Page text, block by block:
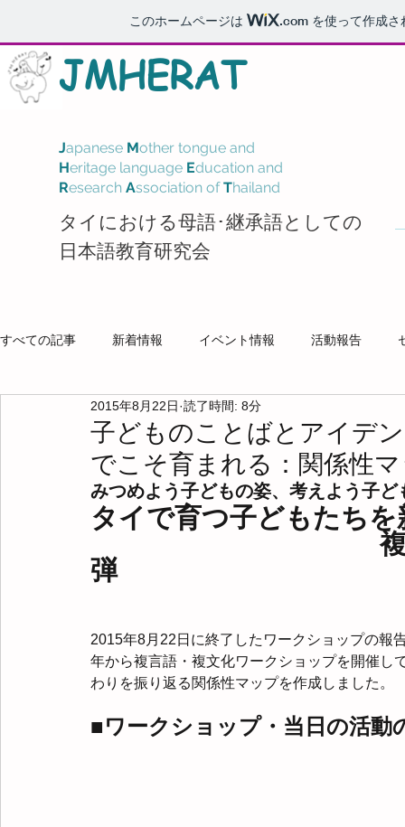
このホームページは .com を使って作成
JMHERAT
Japanese Mother tongue and
Heritage language Education and
Research Association ofThailand
タイにおける母語･継承語としての
日本語教育研究会
すべての記事 新着情報 イベント情報 活動報告
実践共有会 勉強会 お父さんの会
研究の紹介 参考文献 コラム ダ
สาขาญี่ปุ่น/日本部会 言
子どものことばとアイデ
でこそ育まれる：関係性
2015年8月22日 読了時間: 8分
みつめよう子どもの姿、考えよう子ど
タイで育つ子どもたち
弾
2015年8月22日に終了したワークショップの報
年から複言語・複文化ワークショップを開催し
わりを振り返る関係性マップを作成しました。
■ワークショップ・当日の活動